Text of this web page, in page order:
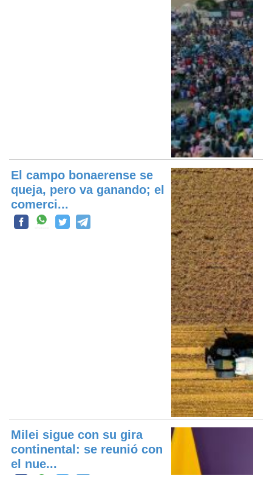
El campo bonaerense se
queja, pero va ganando; el
comerci...
Milei sigue con su gira
continental: se reunió con
el nue...